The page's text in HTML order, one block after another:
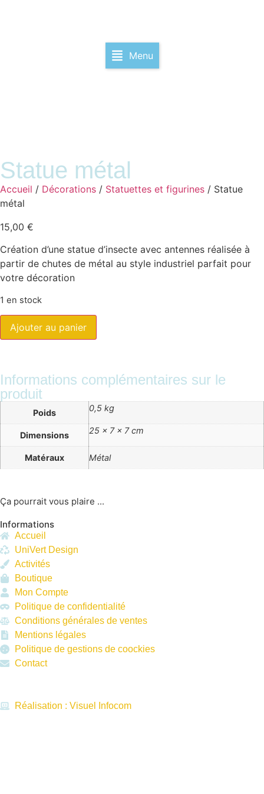
Menu
Statue métal
Accueil / Décorations / Statuettes et figurines / Statue
métal
15,00 €
Création d’une statue d’insecte avec antennes réalisée à
partir de chutes de métal au style industriel parfait pour
votre décoration
1 en stock
Ajouter au panier
Informations complémentaires sur le
produit
Poids 0,5 kg
Dimensions 25 × 7 × 7 cm
Matéraux Métal
Ça pourrait vous plaire ...
Informations
Accueil
UniVert Design
Activités
Boutique
Mon Compte
Politique de confidentialité
Conditions générales de ventes
Mentions légales
Politique de gestions de coockies
Contact
Réalisation : Visuel Infocom